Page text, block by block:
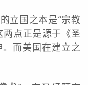
立国之本是“宗教
两点正是源于《圣
而美国在建立之